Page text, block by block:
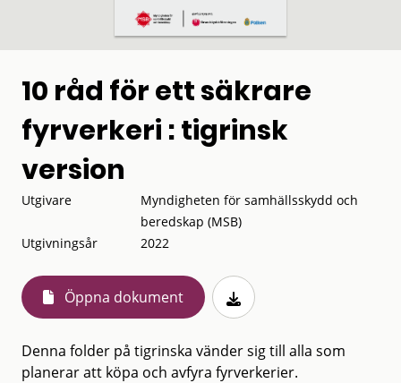
10 råd för ett säkrare
fyrverkeri : tigrinsk
version
Utgivare
Myndigheten för samhällsskydd och
beredskap (MSB)
Utgivningsår
2022
Öppna dokument
Denna folder på tigrinska vänder sig till alla som
planerar att köpa och avfyra fyrverkerier.